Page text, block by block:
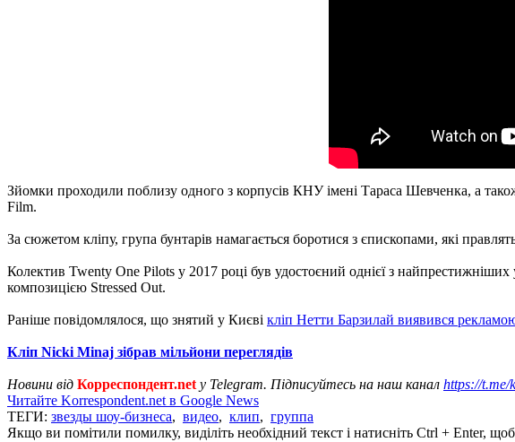
Зйомки проходили поблизу одного з корпусів КНУ імені Тараса Шевченка, а
Film.
За сюжетом кліпу, група бунтарів намагається боротися з єпископами, які
Колектив Twenty One Pilots у 2017 році був удостоєний однієї з
композицією Stressed Out.
Раніше повідомлялося, що знятий у Києві кліп Нетти Барзилай виявився
Кліп Nicki Minaj зібрав мільйони переглядів
Новини від Корреспондент.net у Telegram. Підписуйтесь на наш канал https://t.me/
Читайте Korrespondent.net в Google News
ТЕГИ: звезды шоу-бизнеса, видео, клип, группа
Якщо ви помітили помилку, виділіть необхідний текст і натисніть Ctrl + Enter,